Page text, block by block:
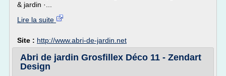
& jardin ·...
Lire la suite
Site : http://www.abri-de-jardin.net
Abri de jardin Grosfillex Déco 11 - Zendart
Design